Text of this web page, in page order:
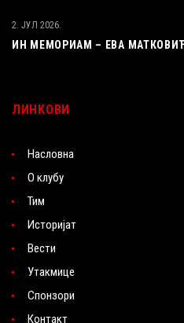
ИН МЕМОРИАМ – ЕВА МАТКОВИЋ
2. ЈУЛ 2026.
ЛИНКОВИ
Насловна
О клубу
Тим
Историјат
Вести
Утакмице
Спонзори
Контакт